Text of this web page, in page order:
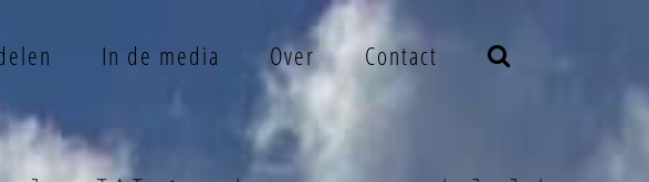
In de media Over Contact